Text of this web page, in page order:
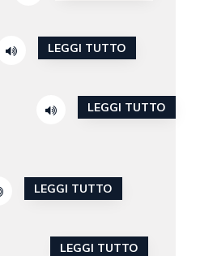
LEGGI TUTTO
LEGGI TUTTO
LEGGI TUTTO
LEGGI TUTTO